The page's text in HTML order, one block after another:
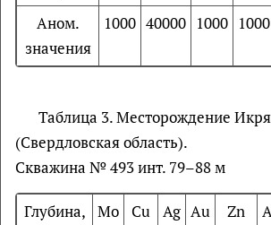
Аном.
значения
1000 40000 1000 1000
Таблица 3. Месторождение
(Свердловская область).
Скважина № 493 инт. 79–88 м
Глубина,
Mo Cu Ag Au Zn